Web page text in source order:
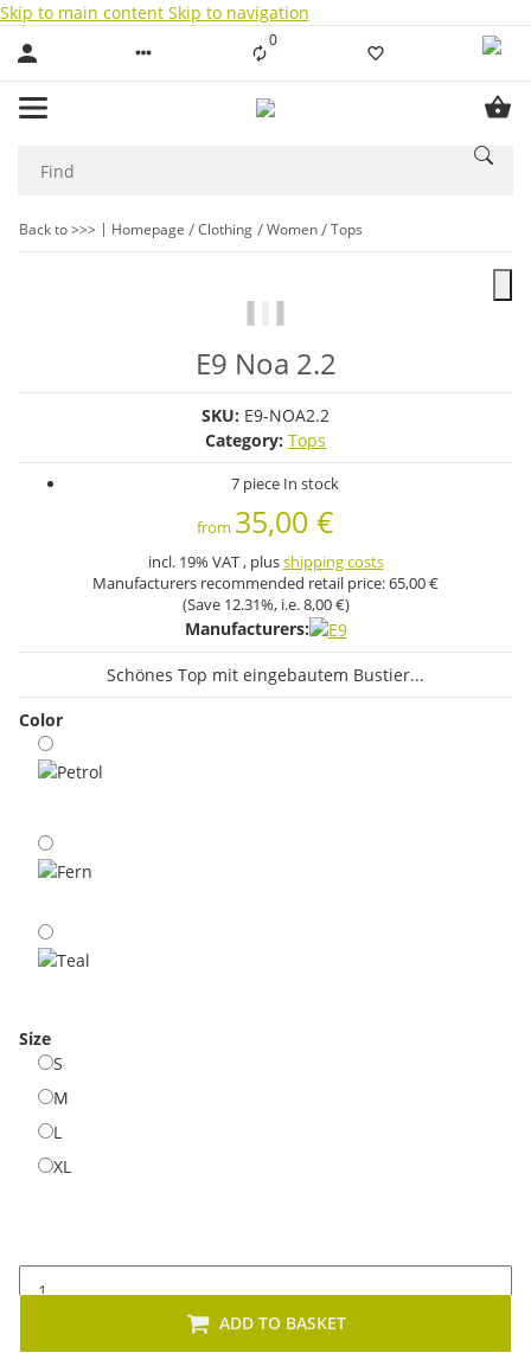
Skip to main content Skip to navigation
0Liste ist leer
Back to >>> Homepage Clothing Women Tops
E9 Noa 2.2
SKU: E9-NOA2.2
Category: Tops
7 piece In stock
from 35,00 €
incl. 19% VAT , plusshipping costs
Manufacturers recommended retail price:65,00 €
(Save 12.31%, i.e.8,00 €)
Manufacturers:
Schönes Top mit eingebautem Bustier...
Color
Petrol
Fern
Size
S
M
L
XL
ADD TO BASKET